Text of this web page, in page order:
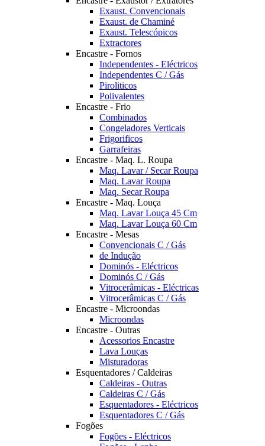
Exaust. Convencionais
Exaust. de Chaminé
Exaust. Telescópicos
Extractores
Encastre - Fornos
Independentes - Eléctricos
Independentes C / Gás
Piroliticos
Polivalentes
Encastre - Frio
Combinados
Congeladores Verticais
Frigorificos
Garrafeiras
Encastre - Maq. L. Roupa
Maq. Lavar / Secar Roupa
Maq. Lavar Roupa
Maq. Secar Roupa
Encastre - Maq. Louça
Maq. Lavar Louça 45 Cm
Maq. Lavar Louça 60 Cm
Encastre - Mesas
Convencionais C / Gás
de Indução
Dominós - Eléctricos
Dominós C / Gás
Vitrocerâmicas - Eléctricas
Vitrocerâmicas C / Gás
Encastre - Microondas
Microondas
Encastre - Outras
Acessorios Encastre
Lava Louças
Misturadoras
Esquentadores / Caldeiras
Caldeiras - Outras
Caldeiras C / Gás
Esquentadores - Eléctricos
Esquentadores C / Gás
Fogões
Fogões - Eléctricos